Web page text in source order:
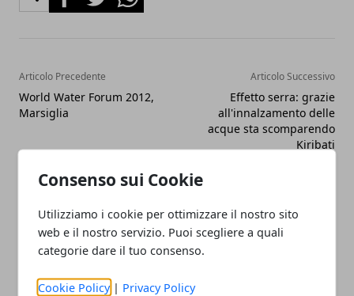
Consenso sui Cookie
Utilizziamo i cookie per ottimizzare il nostro sito
web e il nostro servizio. Puoi scegliere a quali
categorie dare il tuo consenso.
Cookie Policy | Privacy Policy
Articolo Precedente
World Water Forum 2012,
Marsiglia
Articolo Successivo
Effetto serra: grazie
all'innalzamento delle
acque sta scomparendo
Kiribati